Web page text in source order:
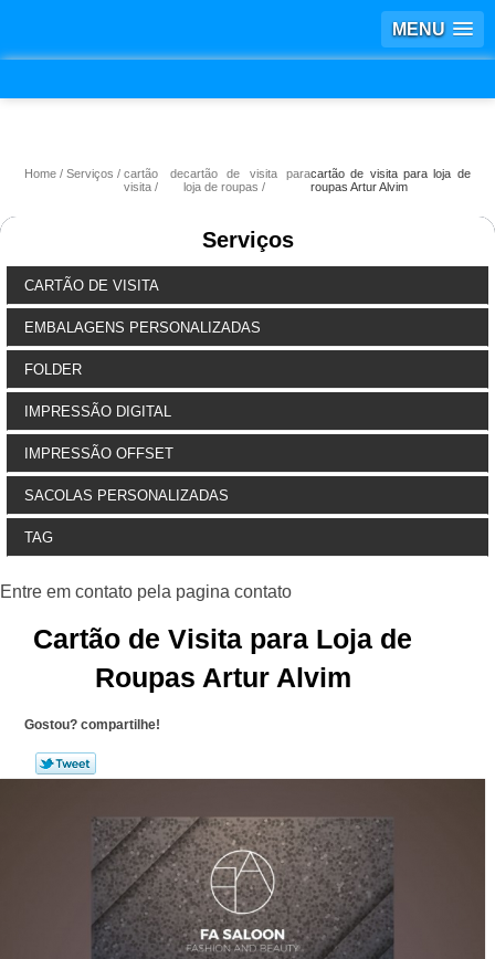
MENU
Home Serviços
cartão de
visita
cartão de visita para
loja de roupas
cartão de visita para loja de
roupas Artur Alvim
Serviços
CARTÃO DE VISITA
EMBALAGENS PERSONALIZADAS
FOLDER
IMPRESSÃO DIGITAL
IMPRESSÃO OFFSET
SACOLAS PERSONALIZADAS
TAG
Cartão de Visita para Loja de
Roupas Artur Alvim
Gostou? compartilhe!